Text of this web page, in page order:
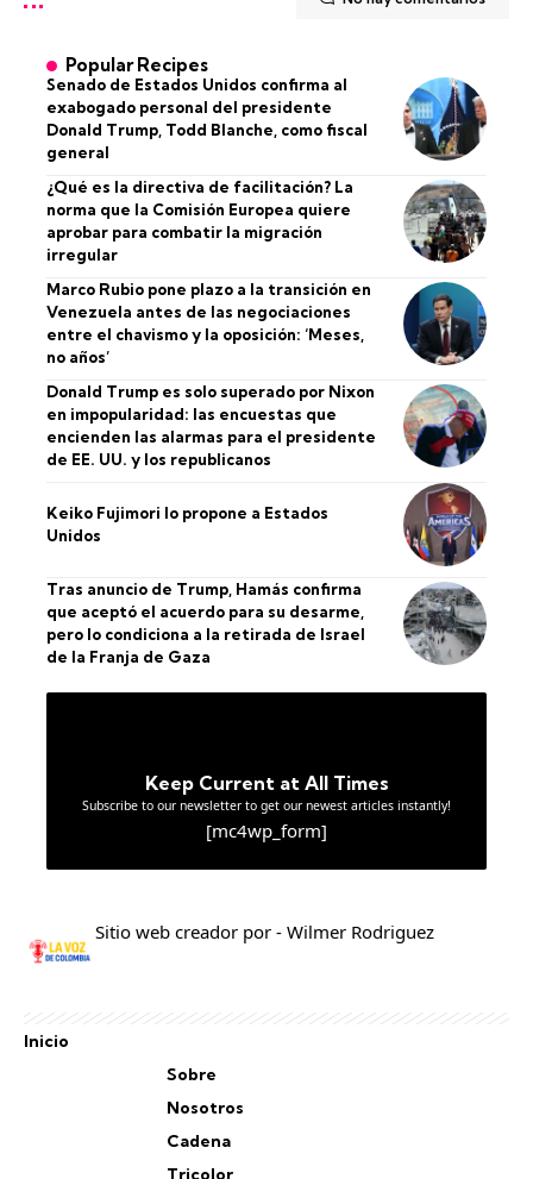
Popular Recipes
Senado de Estados Unidos confirma al
exabogado personal del presidente
Donald Trump, Todd Blanche, como fiscal
general
¿Qué es la directiva de facilitación? La
norma que la Comisión Europea quiere
aprobar para combatir la migración
irregular
Marco Rubio pone plazo a la transición en
Venezuela antes de las negociaciones
entre el chavismo y la oposición: ‘Meses,
no años’
Donald Trump es solo superado por Nixon
en impopularidad: las encuestas que
encienden las alarmas para el presidente
de EE. UU. y los republicanos
Keiko Fujimori lo propone a Estados
Unidos
Tras anuncio de Trump, Hamás confirma
que aceptó el acuerdo para su desarme,
pero lo condiciona a la retirada de Israel
de la Franja de Gaza
Keep Current at All Times
Subscribe to our newsletter to get our newest articles instantly!
[mc4wp_form]
Sitio web creador por - Wilmer Rodriguez
Inicio
Sobre
Nosotros
Cadena
Tricolor